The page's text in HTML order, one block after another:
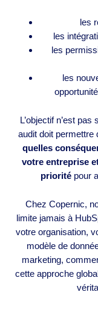
les
les
les
les
L’objectif n’est
audit doit permettre
quelles
votre entreprise
priorité pour
Chez Copernic,
limite jamais à
votre organisation,
modèle de
marketing,
cette approche